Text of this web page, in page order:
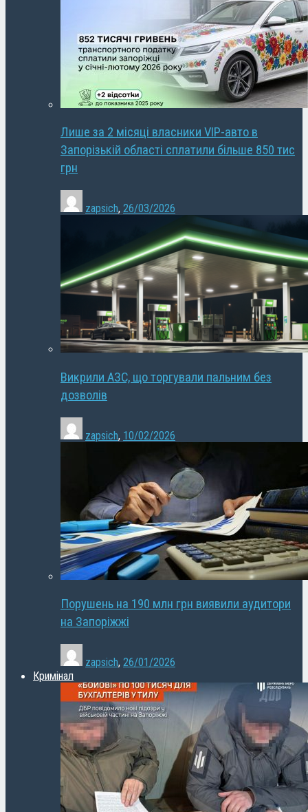
Лише за 2 місяці власники VIP-авто в
Запорізькій області сплатили більше 850 тис
грн
zapsich, 26/03/2026
Викрили АЗС, що торгували пальним без
дозволів
zapsich, 10/02/2026
Порушень на 190 млн грн виявили аудитори
на Запоріжжі
zapsich, 26/01/2026
Кримінал